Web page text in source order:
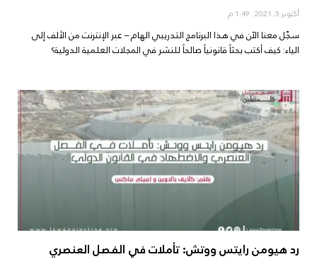
أكتوبر 5, 2021
سجّل معنا الآن في هذا البرنامج التدريبي الهام – عبر الإنترنت من الألف إلى
الياء: كيف أكتب بحثاً قانونياً صالحاً للنشر في المجلات العلمية الدولية؟
رد هيومن رايتس ووتش: تأملات في الفصل العنصري